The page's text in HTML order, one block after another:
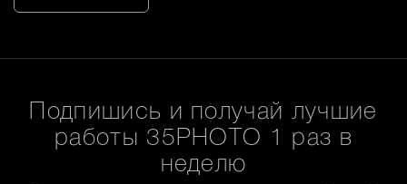
Подпишись и получай лучшие
работы 35PHOTO 1 раз в
неделю